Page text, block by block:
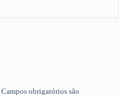
Campos obrigatórios são